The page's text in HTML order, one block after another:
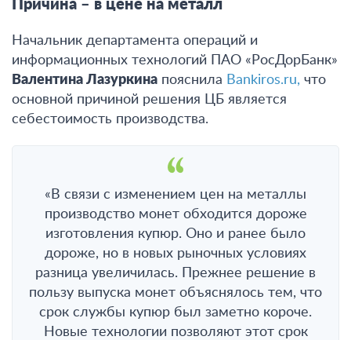
Причина – в цене на металл
Начальник департамента операций и
информационных технологий ПАО «РосДорБанк»
Валентина Лазуркина пояснила Bankiros.ru, что
основной причиной решения ЦБ является
себестоимость производства.
«В связи с изменением цен на металлы
производство монет обходится дороже
изготовления купюр. Оно и ранее было
дороже, но в новых рыночных условиях
разница увеличилась. Прежнее решение в
пользу выпуска монет объяснялось тем, что
срок службы купюр был заметно короче.
Новые технологии позволяют этот срок